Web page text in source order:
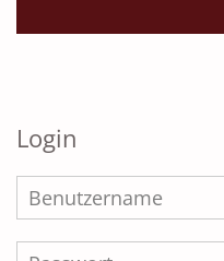
Login